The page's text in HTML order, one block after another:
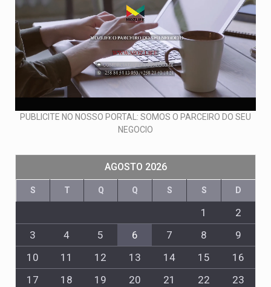
PUBLICITE NO NOSSO PORTAL: SOMOS O PARCEIRO DO SEU
NEGOCIO
AGOSTO 2026
S T Q Q S S D
1
2
3
4 5 6 7 8
9
10
11 12 13 14 15
16
17
18 19 20 21 22
23